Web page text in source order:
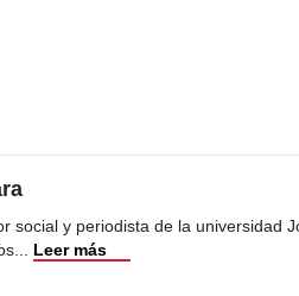
social y periodista de la universidad
... Leer más